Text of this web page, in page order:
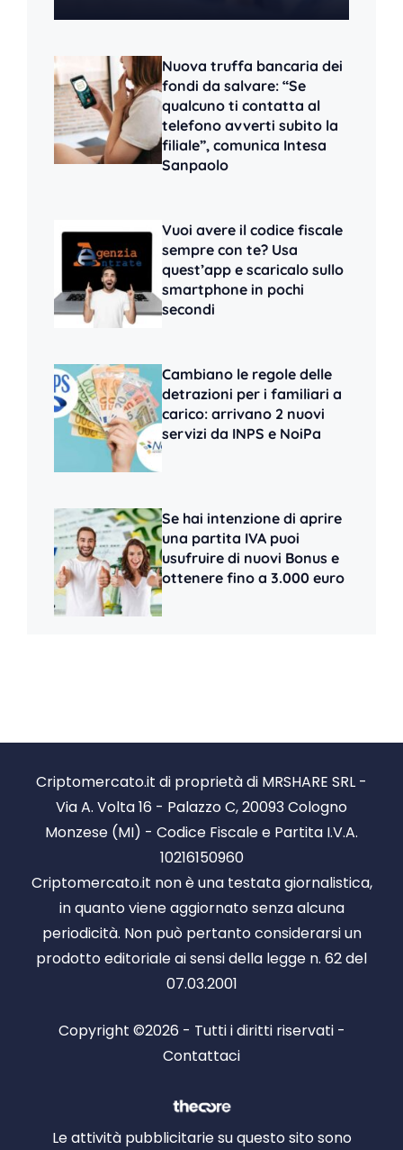
Nuova truffa bancaria dei
fondi da salvare: “Se
qualcuno ti contatta al
telefono avverti subito la
filiale”, comunica Intesa
Sanpaolo
Vuoi avere il codice fiscale
sempre con te? Usa
quest’app e scaricalo sullo
smartphone in pochi
secondi
Cambiano le regole delle
detrazioni per i familiari a
carico: arrivano 2 nuovi
servizi da INPS e NoiPa
Se hai intenzione di aprire
una partita IVA puoi
usufruire di nuovi Bonus e
ottenere fino a 3.000 euro
Criptomercato.it di proprietà di MRSHARE SRL -
Via A. Volta 16 - Palazzo C, 20093 Cologno
Monzese (MI) - Codice Fiscale e Partita I.V.A.
10216150960
Criptomercato.it non è una testata giornalistica,
in quanto viene aggiornato senza alcuna
periodicità. Non può pertanto considerarsi un
prodotto editoriale ai sensi della legge n. 62 del
07.03.2001
Copyright ©2026 - Tutti i diritti riservati -
Contattaci
Le attività pubblicitarie su questo sito sono